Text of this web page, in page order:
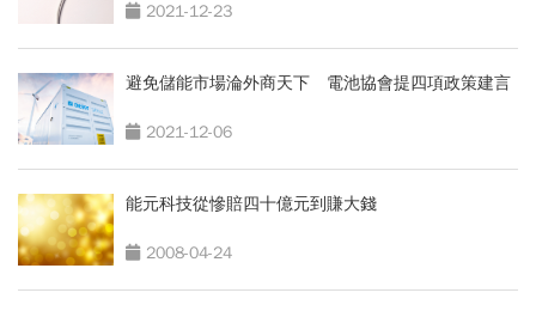
2021-12-23
避免儲能市場淪外商天下 電池協會提四項政策建言
2021-12-06
能元科技從慘賠四十億元到賺大錢
2008-04-24